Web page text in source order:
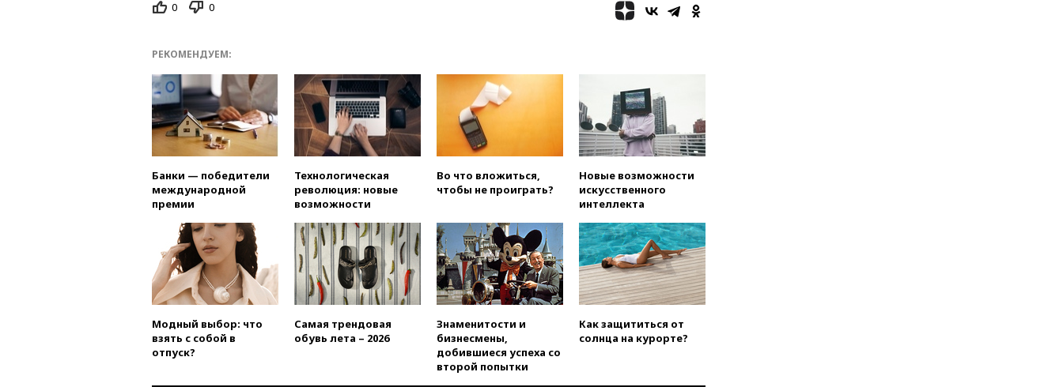
Сеуте набрал миллион
производства телевизоров в
вчера, 22:35Семь грузовых
вагонов сошли с рельсов в
Оренбургской области
вчера, 22:22Минфин: в июле
выросли нефтегазовые
доходы российского бюджета
вчера, 22:15Аксаков: ЦБ
согласовал первый стандарт
исламского банкинга
вчера, 21:43Организаторы
«Интервидения»
пройдет в Саудовской Аравии
вчера, 21:35
0 0
РЕКОМЕНДУЕМ:
Банки — победители
международной
премии
Технологическая
революция: новые
возможности
Во что вложиться,
чтобы не проиграть?
Новые возможности
искусственного
интеллекта
Модный выбор: что
взять с собой в
отпуск?
Самая трендовая
обувь лета – 2026
Знаменитости и
бизнесмены,
добившиеся успеха со
второй попытки
Как защититься от
солнца на курорте?